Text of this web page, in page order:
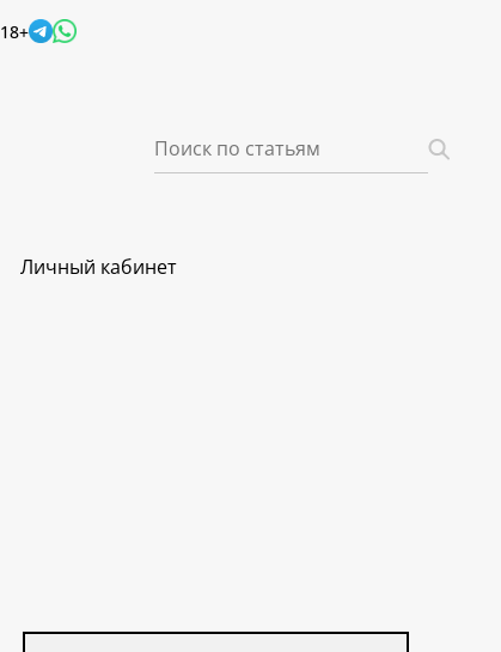
18+
Личный кабинет